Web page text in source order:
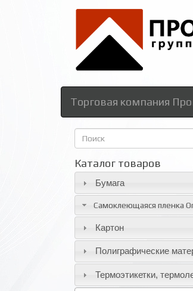
Торговая компания
Форма
поиска
Каталог товаров
Бумага
Самоклеющаяся пленка
Картон
Полиграфические
Термоэтикетки,